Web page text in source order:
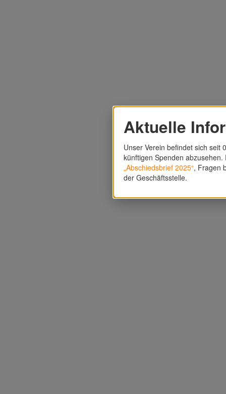
Aktuelle
Unser Verein befindet sich seit
künftigen Spenden
„Abschiedsbrief 2025“, Fragen
der Geschäftsstelle.